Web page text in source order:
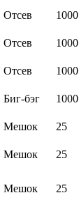
Отсев 1000
Отсев 1000
Отсев 1000
Биг-бэг 1000
Мешок 25
Мешок 25
Мешок 25